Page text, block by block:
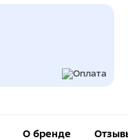
О бренде